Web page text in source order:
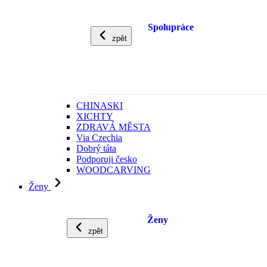
zpět
Spolupráce
CHINASKI
XICHTY
ZDRAVÁ MĚSTA
Via Czechia
Dobrý táta
Podporuji česko
WOODCARVING
Ženy
zpět
Ženy